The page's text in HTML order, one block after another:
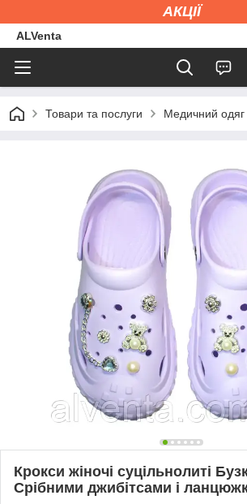
АКЦІЇ
ALVenta
Товари та послуги Медичний
Крокси жіночі суцільнолиті
Срібними джибітсами і